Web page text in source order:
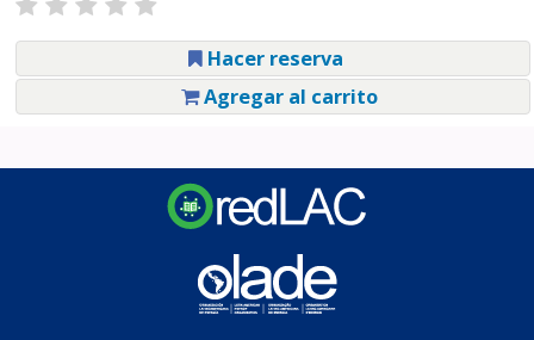
Hacer reserva
Agregar al carrito